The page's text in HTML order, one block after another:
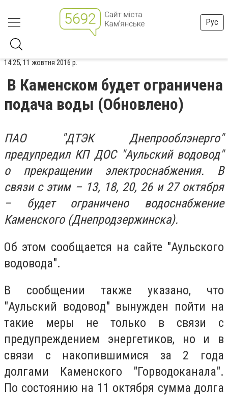
Рус
14:25, 11 жовтня 2016 р.
В Каменском будет ограничена
подача воды (Обновлено)
ПАО "ДТЭК Днепрооблэнерго"
предупредил КП ДОС "Аульский водовод"
о прекращении электроснабжения. В
связи с этим – 13, 18, 20, 26 и 27 октября
– будет ограничено водоснабжение
Каменского (Днепродзержинска).
Об этом сообщается на сайте "Аульского
водовода".
В сообщении также указано, что
"Аульский водовод" вынужден пойти на
такие меры не только в связи с
предупреждением энергетиков, но и в
связи с накопившимися за 2 года
долгами Каменского "Горводоканала".
По состоянию на 11 октября сумма долга